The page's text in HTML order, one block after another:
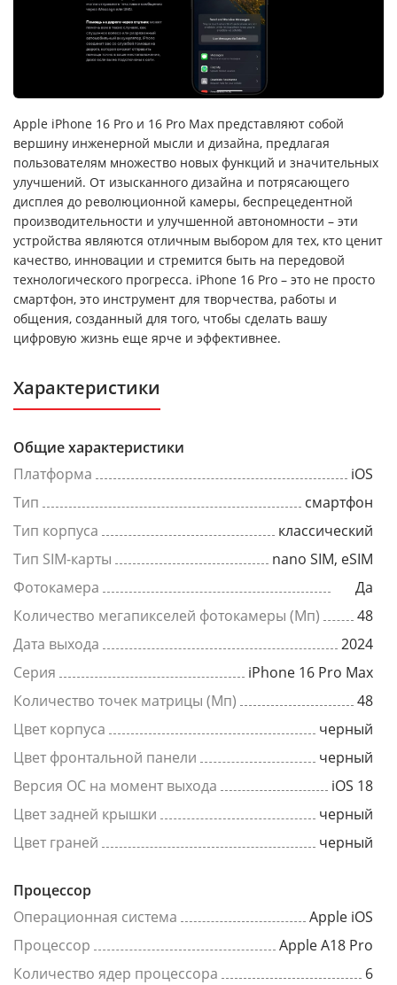
Apple iPhone 16 Pro и 16 Pro Max представляют собой
вершину инженерной мысли и дизайна, предлагая
пользователям множество новых функций и значительных
улучшений. От изысканного дизайна и потрясающего
дисплея до революционной камеры, беспрецедентной
производительности и улучшенной автономности – эти
устройства являются отличным выбором для тех, кто ценит
качество, инновации и стремится быть на передовой
технологического прогресса. iPhone 16 Pro – это не просто
смартфон, это инструмент для творчества, работы и
общения, созданный для того, чтобы сделать вашу
цифровую жизнь еще ярче и эффективнее.
Характеристики
Общие характеристики
Платформа
iOS
Тип
смартфон
Тип корпуса
классический
Тип SIM-карты
nano SIM, eSIM
Фотокамера
Да
Количество мегапикселей фотокамеры (Мп)
48
Дата выхода
2024
Серия
iPhone 16 Pro Max
Количество точек матрицы (Мп)
48
Цвет корпуса
черный
Цвет фронтальной панели
черный
Версия ОС на момент выхода
iOS 18
Цвет задней крышки
черный
Цвет граней
черный
Процессор
Операционная система
Apple iOS
Процессор
Apple A18 Pro
Количество ядер процессора
6